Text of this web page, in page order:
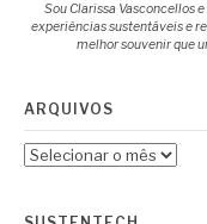
Sou Clarissa Vasconcellos
experiências sustentáveis e
melhor souvenir que
ARQUIVOS
Arquivos